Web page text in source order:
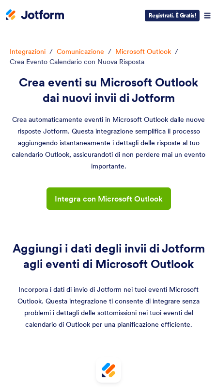
Registrati. È Gratis!
Integrazioni / Comunicazione / Microsoft Outlook /
Crea Evento Calendario con Nuova Risposta
Crea eventi su Microsoft Outlook
dai nuovi invii di Jotform
Crea automaticamente eventi in Microsoft Outlook dalle nuove
risposte Jotform. Questa integrazione semplifica il processo
aggiungendo istantaneamente i dettagli delle risposte al tuo
calendario Outlook, assicurandoti di non perdere mai un evento
importante.
Integra con Microsoft Outlook
Aggiungi i dati degli invii di Jotform
agli eventi di Microsoft Outlook
Incorpora i dati di invio di Jotform nei tuoi eventi Microsoft
Outlook. Questa integrazione ti consente di integrare senza
problemi i dettagli delle sottomissioni nei tuoi eventi del
calendario di Outlook per una pianificazione efficiente.